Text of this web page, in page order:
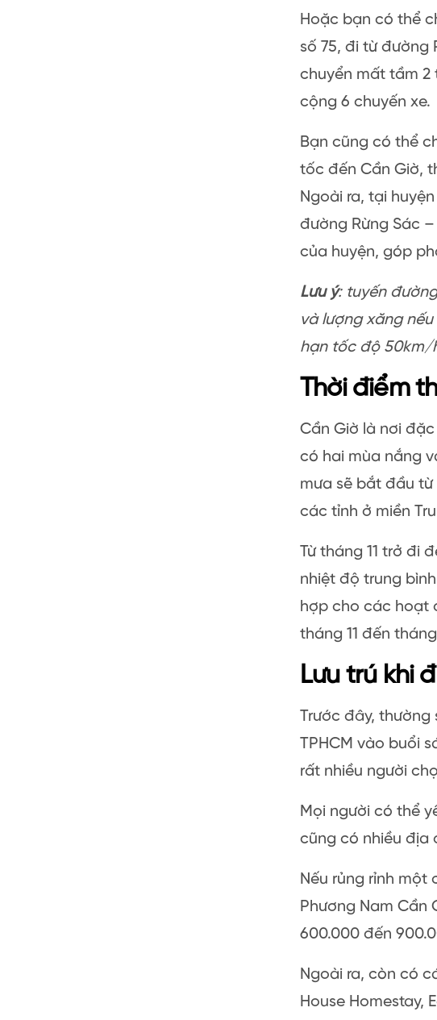
Hoặc bạn có thể
số 75, đi từ đường
chuyển mất tầm 2
cộng 6 chuyến xe.
Bạn cũng có thể
tốc đến Cần Giờ,
Ngoài ra, tại
đường Rừng Sác
của huyện, góp
Lưu ý: tuyến
và lượng xăng
hạn tốc độ 50km/
Thời điểm
Cần Giờ là nơi
có hai mùa nắng
mưa sẽ bắt đầu
các tỉnh ở miền
Từ tháng 11 trở đi
nhiệt độ trung
hợp cho các hoạt
tháng 11 đến
Lưu trú khi
Trước đây, thường
TPHCM vào buổi
rất nhiều người
Mọi người có thể
cũng có nhiều địa
Nếu rủng rỉnh một
Phương Nam Cần
600.000 đến
Ngoài ra, còn có
House Homestay,